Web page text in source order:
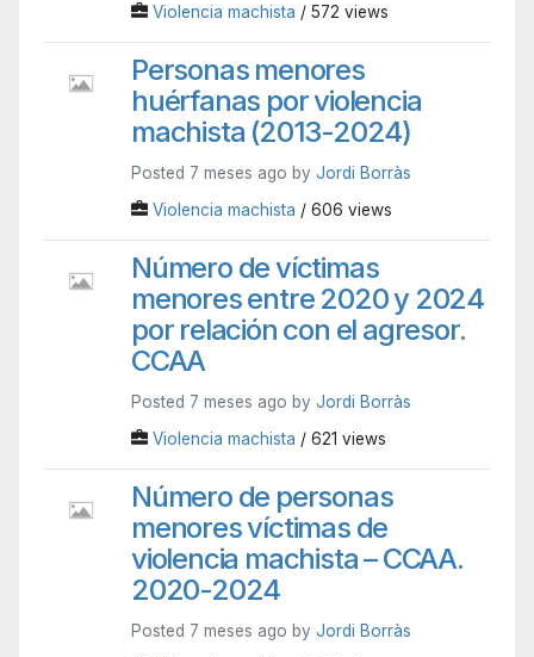
Violencia machista / 572 views
Personas menores
huérfanas por violencia
machista (2013-2024)
Posted 7 meses ago by Jordi Borràs
Violencia machista / 606 views
Número de víctimas
menores entre 2020 y 2024
por relación con el agresor.
CCAA
Posted 7 meses ago by Jordi Borràs
Violencia machista / 621 views
Número de personas
menores víctimas de
violencia machista – CCAA.
2020-2024
Posted 7 meses ago by Jordi Borràs